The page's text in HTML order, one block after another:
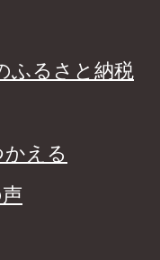
ふるさと納税
える